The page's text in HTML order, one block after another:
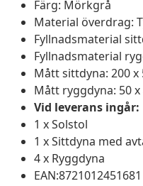
Färg: Mörkgrå
Material överdrag:
Fyllnadsmaterial
Fyllnadsmaterial
Mått sittdyna: 200 x
Mått ryggdyna: 50 x
Vid leverans ingår:
1 x Solstol
1 x Sittdyna med
4 x Ryggdyna
EAN:8721012451681